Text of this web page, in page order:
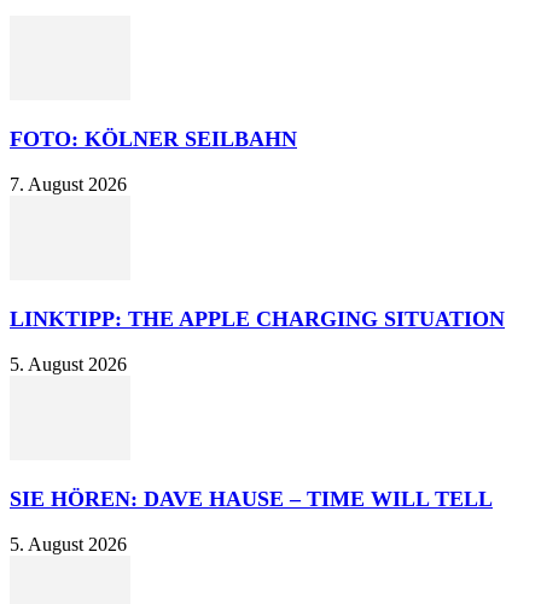
FOTO: KÖLNER SEILBAHN
7. August 2026
LINKTIPP: THE APPLE CHARGING SITUATION
5. August 2026
SIE HÖREN: DAVE HAUSE – TIME WILL TELL
5. August 2026